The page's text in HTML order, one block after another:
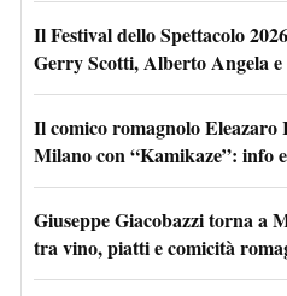
Il Festival dello Spettacolo
Gerry Scotti, Alberto Angela
Il comico romagnolo Eleazaro
Milano con “Kamikaze”: info
Giuseppe Giacobazzi torna a
tra vino, piatti e comicità